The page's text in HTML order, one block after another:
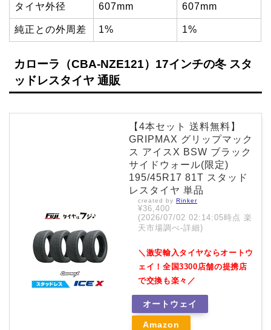
タイヤ外径 607mm 607mm
純正との外周差 1% 1%
カローラ（CBA-NZE121）17インチの冬 スタ
ッドレスタイヤ 通販
【4本セット 送料無料】
GRIPMAX グリップマック
ス アイスX BSW ブラック
サイドウォール(限定)
195/45R17 81T スタッド
レスタイヤ 単品
created by Rinker
¥36,400
(2026/07/02 02:14:05時点 楽
天市場調べ-詳細)
＼激安輸入タイヤならオートウ
ェイ！全国3300店舗の提携店
で交換も楽々／
オートウェイ
Amazon